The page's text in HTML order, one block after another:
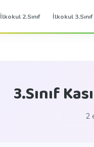
İlkokul 2.Sınıf İlkokul 3.Sınıf
3.Sınıf
2